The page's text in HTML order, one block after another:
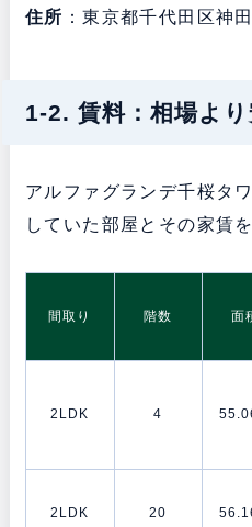
住所 ：東京都千代田区神
1-2. 賃料：相場より
アルファグランデ千桜タ
していた部屋とその家賃
間取り 階数 面
2LDK 4
2LDK 20